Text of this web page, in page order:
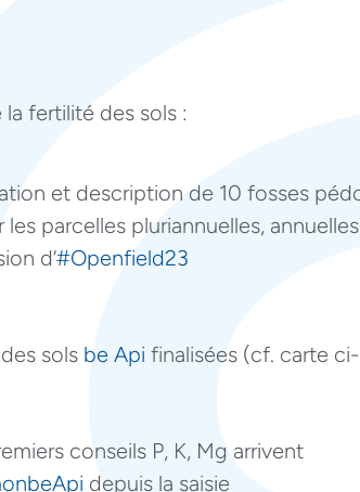
fertilité des sols :
et description de 10 fosses
les parcelles pluriannuelles,
d’#Openfield23
sols be Api finalisées (cf. carte
conseils P, K, Mg arrivent
depuis la saisie